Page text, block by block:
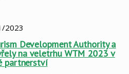
2023
Development Authority a
na veletrhu WTM 2023 v
partnerství